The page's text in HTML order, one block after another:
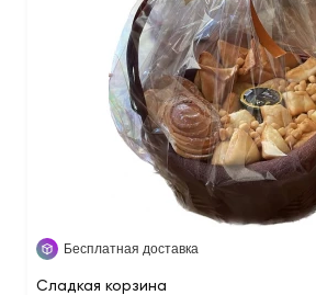
Бесплатная доставка
Сладкая корзина